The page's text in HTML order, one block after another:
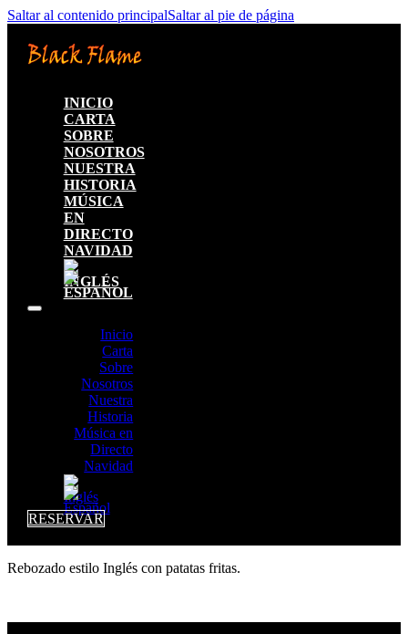
Saltar al contenido principalSaltar al pie de página
INICIO
CARTA
SOBRE
NOSOTROS
NUESTRA
HISTORIA
MÚSICA
EN
DIRECTO
NAVIDAD
Inicio
Carta
Sobre
Nosotros
Nuestra
Historia
Música en
Directo
Navidad
RESERVAR
Rebozado estilo Inglés con patatas fritas.